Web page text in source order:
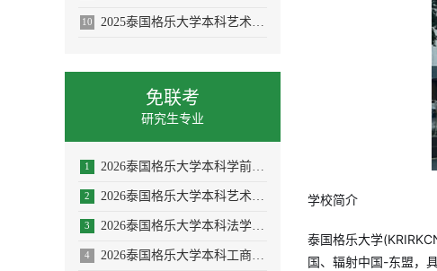
10 2025泰国格乐大学本科艺术与设计专业招生简章
免联考
研究生专业
1 2026泰国格乐大学本科学前教育/体育教育专业招生简章
2 2026泰国格乐大学本科艺术与设计专业招生简章
3 2026泰国格乐大学本科法学专业招生简章
4 2026泰国格乐大学本科工商管理专业招生简章
学校简介
泰国格乐大学(
国、辐射中国-东盟，